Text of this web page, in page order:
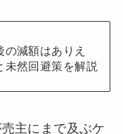
減額はありえ
未然回避策を解説
主にまで及ぶケ